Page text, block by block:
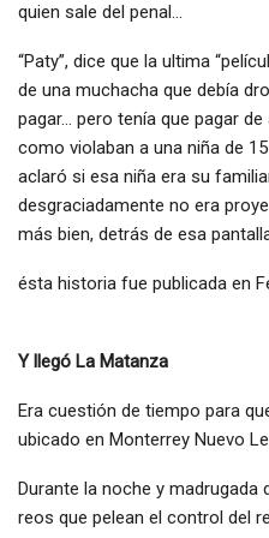
quien sale del penal…
“Paty”, dice que la ultima
de una muchacha que debía
pagar… pero tenía que pagar
como violaban a una niña de
aclaró si esa niña era su
desgraciadamente no era
más bien, detrás de esa
ésta historia fue publicada en
Y llegó La Matanza
Era cuestión de tiempo para
ubicado en Monterrey Nuevo
Durante la noche y
reos que pelean el control del